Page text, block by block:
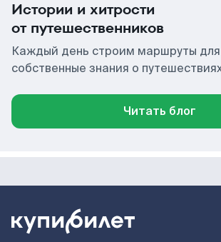
Истории и хитрости
от путешественников
Каждый день строим маршруты для
собственные знания о
Читать блог